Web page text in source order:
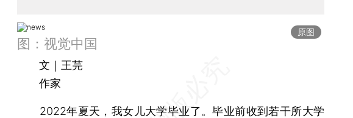
原图
图：视觉中国
文｜王芫
作家
2022年夏天，我女儿大学毕业了。毕业前收到若干所大学